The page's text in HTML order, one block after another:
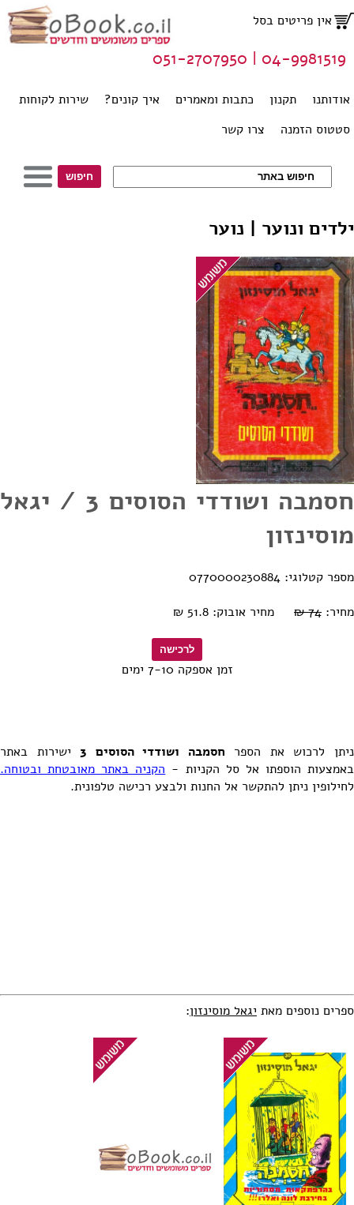
אין פריטים בסל
אודותנו תקנון כתבות ומאמרים איך קונים?
שירות לקוחות
סטטוס הזמנה
צרו קשר
04-9981519 | 051-2707950
ילדים ונוער | נוער
חסמבה ושודדי הסוסים 3 / יגאל
מוסינזון
מספר קטלוגי: 0770000230884
מחיר: 74 ₪ מחיר אובוק: 51.8 ₪
זמן אספקה 7-10 ימים
ניתן לרכוש את הספר חסמבה ושודדי הסוסים 3
ישירות באתר
באמצעות הוספתו אל סל הקניות - הקניה באתר מאובטחת ובטוחה.
לחילופין ניתן להתקשר אל החנות ולבצע רכישה טלפונית.
ספרים נוספים מאת יגאל מוסינזון: